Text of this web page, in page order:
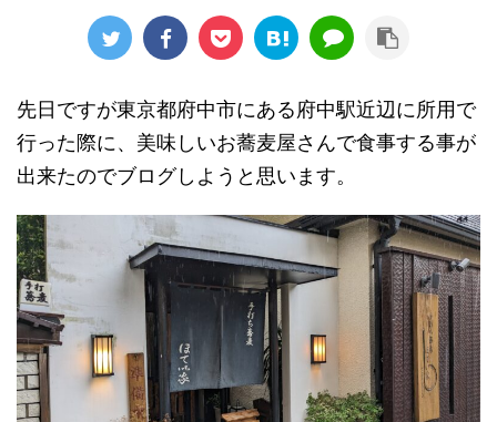
先日ですが東京都府中市にある府中駅近辺に所用で
行った際に、美味しいお蕎麦屋さんで食事する事が
出来たのでブログしようと思います。